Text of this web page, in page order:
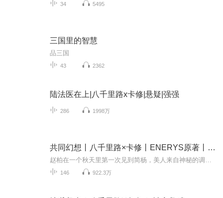
34 5495
三国里的智慧
品三国
43 2362
陆法医在上|八千里路x卡修|悬疑|强强
286 1998万
共同幻想丨八千里路×卡修丨ENERYS原著丨双强
146 922.3万